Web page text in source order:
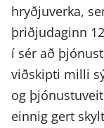
hryðjuverka,
þriðjudaginn
í sér að
viðskipti milli
og
einnig gert